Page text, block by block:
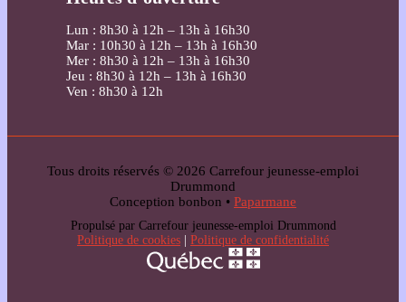
Lun : 8h30 à 12h – 13h à 16h30
Mar : 10h30 à 12h – 13h à 16h30
Mer : 8h30 à 12h – 13h à 16h30
Jeu : 8h30 à 12h – 13h à 16h30
Ven : 8h30 à 12h
Tous droits réservés © 2026 Carrefour jeunesse-emploi
Drummond
Conception bonbon • Paparmane
Propulsé par Carrefour jeunesse-emploi Drummond
Politique de cookies
Politique de confidentialité